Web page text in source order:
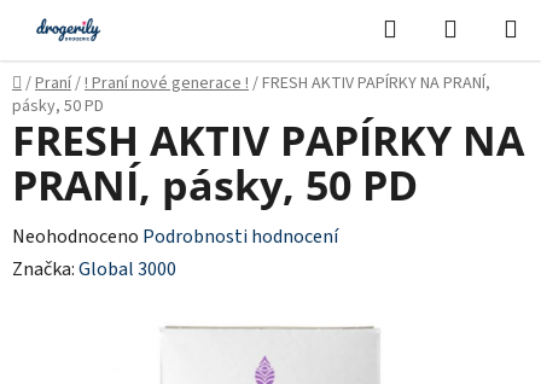
Přejít
obsah
Hledat
KOŠÍK
Domů
/Praní/! Praní nové generace !/FRESH AKTIV PAPÍRKY NA PRANÍ,
pásky, 50 PD
FRESH AKTIV PAPÍRKY NA
PRANÍ, pásky, 50 PD
Průměrné
hodnocení
Neohodnoceno Podrobnosti hodnocení
Značka:Global 3000